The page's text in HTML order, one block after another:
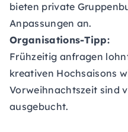
bieten private
Anpassungen an.
Organisations-Tipp:
Frühzeitig anfragen
kreativen Hochsaisons
Vorweihnachtszeit sind
ausgebucht.